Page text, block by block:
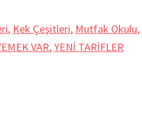
, Kek Çeşitleri, Mutfak Okulu,
VAR,YENİ TARİFLER